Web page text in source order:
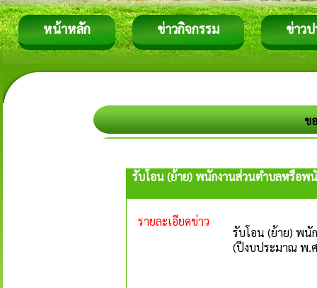
หน้าหลัก ข่าวกิจกรรม ข่าว
ข
รับโอน (ย้าย) พนักงานส่วนตำบลหรือพ
รายละเอียดข่าว
รับโอน (ย้าย) พนั
(ปีงบประมาณ พ.